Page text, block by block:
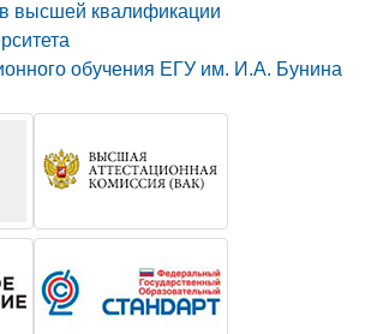
высшей квалификации
обучения ЕГУ им. И.А. Бунина